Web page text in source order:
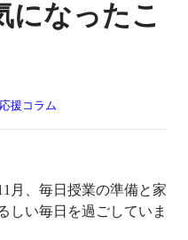
になったこ
援コラム
月、毎日授業の準備と家
しい毎日を過ごしていま